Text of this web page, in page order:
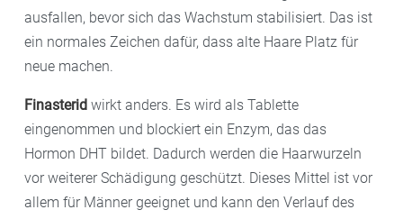
ausfallen, bevor sich das Wachstum stabilisiert. Das ist
ein normales Zeichen dafür, dass alte Haare Platz für
neue machen.
Finasterid wirkt anders. Es wird als Tablette
eingenommen und blockiert ein Enzym, das das
Hormon DHT bildet. Dadurch werden die Haarwurzeln
vor weiterer Schädigung geschützt. Dieses Mittel ist vor
allem für Männer geeignet und kann den Verlauf des